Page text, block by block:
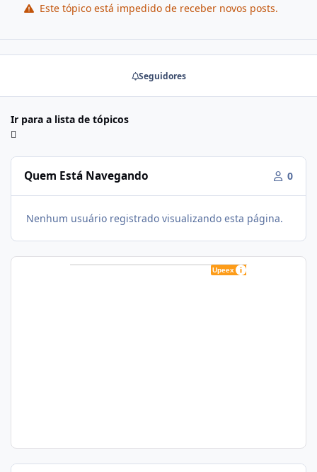
Este tópico está impedido de receber novos posts.
Seguidores
Ir para a lista de tópicos
Quem Está Navegando 0
Nenhum usuário registrado visualizando esta página.